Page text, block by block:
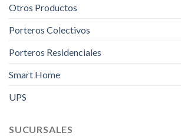
Otros Productos
Porteros Colectivos
Porteros Residenciales
Smart Home
UPS
SUCURSALES